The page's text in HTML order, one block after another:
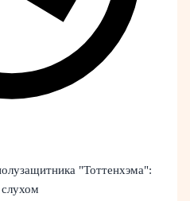
"Тоттенхэма":